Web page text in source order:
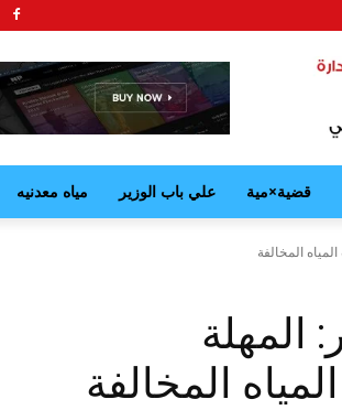
قضية×مية علي باب الوزير مياه معدنيه
المخالفة
المهلة
المخالفة